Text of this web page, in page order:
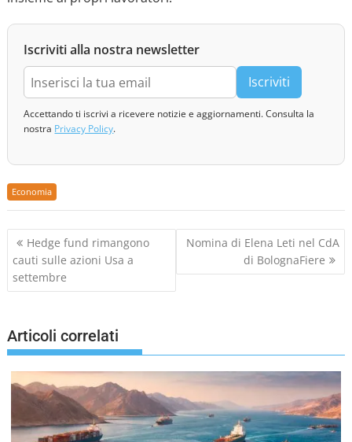
Iscriviti alla nostra newsletter
Iscriviti
Accettando ti iscrivi a ricevere notizie e aggiornamenti. Consulta la
nostra Privacy Policy.
Economia
N
a
v
i
a
z
o
a
Hedge fund rimangono
cauti sulle azioni Usa a
settembre
Nomina di Elena Leti nel CdA
di BolognaFiere
Articoli correlati